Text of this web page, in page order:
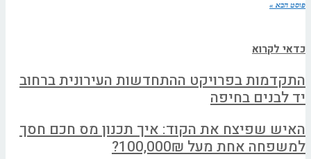
פוסט הבא »
כדאי לקרוא
התקדמות בפרויקט ההתחדשות העירונית ברחוב
יד לבנים בחיפה
האיש שפיצח את הקוד: איך תכנון מס חכם חסך
למשפחה אחת מעל 100,000₪?